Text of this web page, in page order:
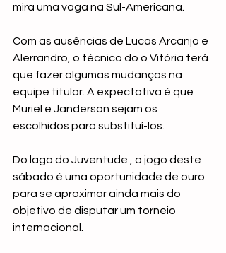
mira uma vaga na Sul-Americana.
Com as ausências de Lucas Arcanjo e
Alerrandro, o técnico do o Vitória terá
que fazer algumas mudanças na
equipe titular. A expectativa é que
Muriel e Janderson sejam os
escolhidos para substituí-los.
Do lago do Juventude , o jogo deste
sábado é uma oportunidade de ouro
para se aproximar ainda mais do
objetivo de disputar um torneio
internacional.